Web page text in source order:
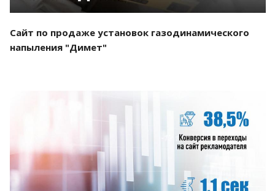
Сайт по продаже установок газодинамического
напыления "Димет"